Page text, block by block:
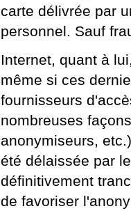
carte délivrée par
personnel. Sauf
Internet, quant à
même si ces
fournisseurs
nombreuses
anonymiseurs,
été délaissée par
définitivement
de favoriser